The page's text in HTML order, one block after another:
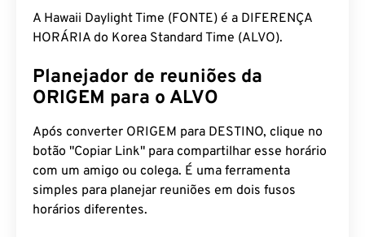
A Hawaii Daylight Time (FONTE) é a DIFERENÇA
HORÁRIA do Korea Standard Time (ALVO).
Planejador de reuniões da
ORIGEM para o ALVO
Após converter ORIGEM para DESTINO, clique no
botão "Copiar Link" para compartilhar esse horário
com um amigo ou colega. É uma ferramenta
simples para planejar reuniões em dois fusos
horários diferentes.